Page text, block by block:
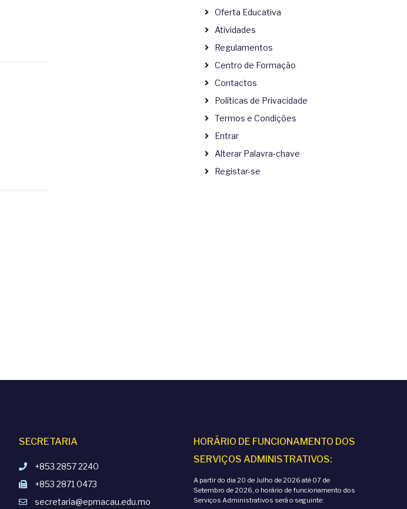
Oferta Educativa
Atividades
Regulamentos
Centro de Formação
Contactos
Políticas de Privacidade
Termos e Condições
Entrar
Alterar Palavra-chave
Registar-se
SECRETARIA
+853 2857 2240
+853 2871 0473
secretaria@epmacau.edu.mo
HORÁRIO DE FUNCIONAMENTO DOS
SERVIÇOS ADMINISTRATIVOS:
A partir do dia 20 de Julho de 2026 até 07 de
Setembro de 2026, o horário de funcionamento dos
Serviços Administrativos será o seguinte: